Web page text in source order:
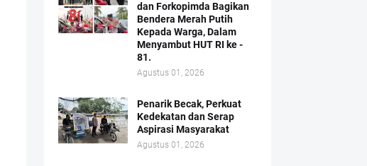
dan Forkopimda Bagikan
Bendera Merah Putih
Kepada Warga, Dalam
Menyambut HUT RI ke -
81.
Agustus 01, 2026
Penarik Becak, Perkuat
Kedekatan dan Serap
Aspirasi Masyarakat
Agustus 01, 2026